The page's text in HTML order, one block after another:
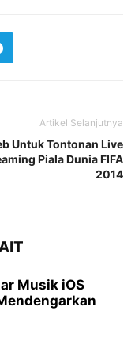
Artikel Selanjutnya
Untuk Tontonan Live
Piala Dunia FIFA
2014
Musik iOS